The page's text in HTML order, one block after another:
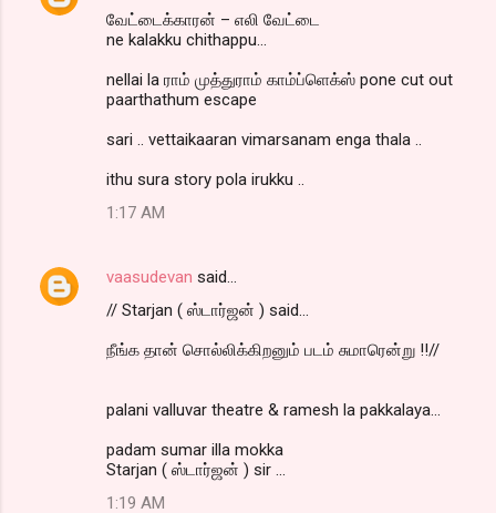
வேட்டைக்காரன் – எலி வேட்டை
ne kalakku chithappu...
nellai la ராம் முத்துராம் காம்ப்ளெக்ஸ் pone cut out
paarthathum escape
sari .. vettaikaaran vimarsanam enga thala ..
ithu sura story pola irukku ..
1:17 AM
vaasudevan said…
// Starjan ( ஸ்டார்ஜன் ) said...
நீங்க தான் சொல்லிக்கிறனும் படம் சுமாரென்று !!//
palani valluvar theatre & ramesh la pakkalaya...
padam sumar illa mokka
Starjan ( ஸ்டார்ஜன் ) sir ...
1:19 AM